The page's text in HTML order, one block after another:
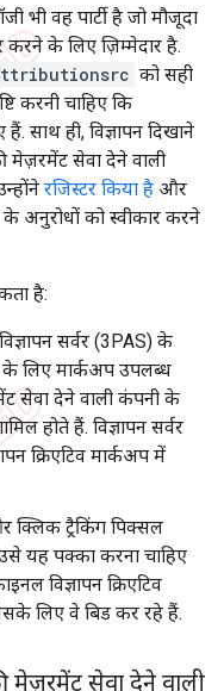
भी वह पार्टी है जो मौजूदा
के लिए ज़िम्मेदार है.
को सही
करनी चाहिए कि
साथ ही, विज्ञापन दिखाने
मेज़रमेंट सेवा देने वाली
रजिस्टर किया है और
अनुरोधों को स्वीकार करने
है:
सर्वर (3PAS) के
के लिए मार्कअप उपलब्ध
सेवा देने वाली कंपनी के
होते हैं. विज्ञापन सर्वर
क्रिएटिव मार्कअप में
क्लिक ट्रैकिंग पिक्सल
यह पक्का करना चाहिए
विज्ञापन क्रिएटिव
लिए वे बिड कर रहे हैं.
मेज़रमेंट सेवा देने वाली